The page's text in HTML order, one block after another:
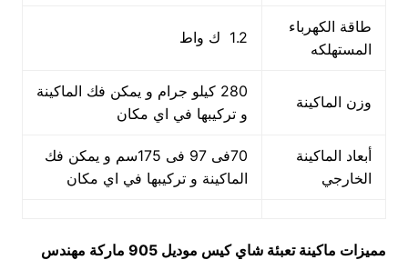
طاقة الكهرباء
المستهلكه
1.2 ك واط
وزن الماكينة
280 كيلو جرام و يمكن فك الماكينة
و تركيبها في اي مكان
أبعاد الماكينة
الخارجي
70فى 97 فى 175سم و يمكن فك
الماكينة و تركيبها في اي مكان
مميزات ماكينة تعبئة شاي كيس
موديل 905 ماركة مهندس